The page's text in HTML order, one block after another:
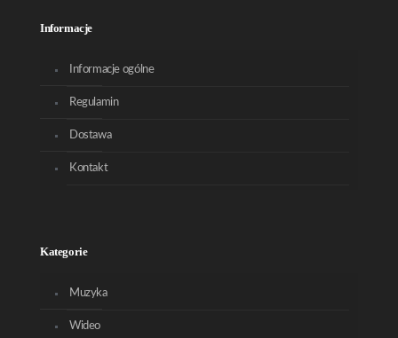
Informacje
Informacje ogólne
Regulamin
Dostawa
Kontakt
Kategorie
Muzyka
Wideo